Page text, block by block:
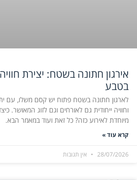
אירגון חתונה בשטח: יצירת
בטבע
לארגון חתונה בשטח פתוח יש קסם משלו, עם
וחוויה ייחודית גם לאורחים וגם לזוג המאושר.
מיוחדת לאירוע כזה? כל זאת ועוד במאמר הבא.
קרא עוד »
28/07/2026 אין תגובות